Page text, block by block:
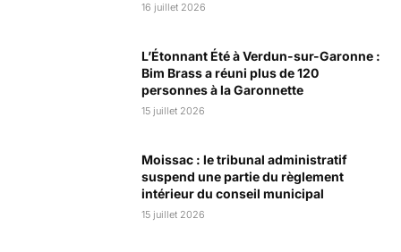
16 juillet 2026
L’Étonnant Été à Verdun-sur-Garonne :
Bim Brass a réuni plus de 120
personnes à la Garonnette
15 juillet 2026
Moissac : le tribunal administratif
suspend une partie du règlement
intérieur du conseil municipal
15 juillet 2026